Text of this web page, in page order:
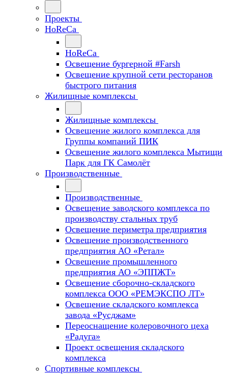
Проекты
HoReCa
HoReCa
Освещение бургерной #Farsh
Освещение крупной сети ресторанов
быстрого питания
Жилищные комплексы
Жилищные комплексы
Освещение жилого комплекса для
Группы компаний ПИК
Освещение жилого комплекса Мытищи
Парк для ГК Самолёт
Производственные
Производственные
Освещение заводского комплекса по
производству стальных труб
Освещение периметра предприятия
Освещение производственного
предприятия АО «Ретал»
Освещение промышленного
предприятия АО «ЭППЖТ»
Освещение сборочно-складского
комплекса ООО «РЕМЭКСПО ЛТ»
Освещение складского комплекса
завода «Русджам»
Переоснащение колеровочного цеха
«Радуга»
Проект освещения складского
комплекса
Спортивные комплексы